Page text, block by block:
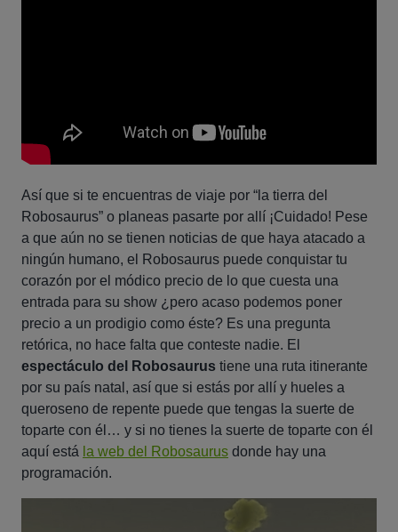
Así que si te encuentras de viaje por “la tierra del
Robosaurus” o planeas pasarte por allí ¡Cuidado! Pese
a que aún no se tienen noticias de que haya atacado a
ningún humano, el Robosaurus puede conquistar tu
corazón por el módico precio de lo que cuesta una
entrada para su show ¿pero acaso podemos poner
precio a un prodigio como éste? Es una pregunta
retórica, no hace falta que conteste nadie. El
espectáculo del Robosaurus tiene una ruta itinerante
por su país natal, así que si estás por allí y hueles a
queroseno de repente puede que tengas la suerte de
toparte con él… y si no tienes la suerte de toparte con él
aquí está la web del Robosaurus donde hay una
programación.